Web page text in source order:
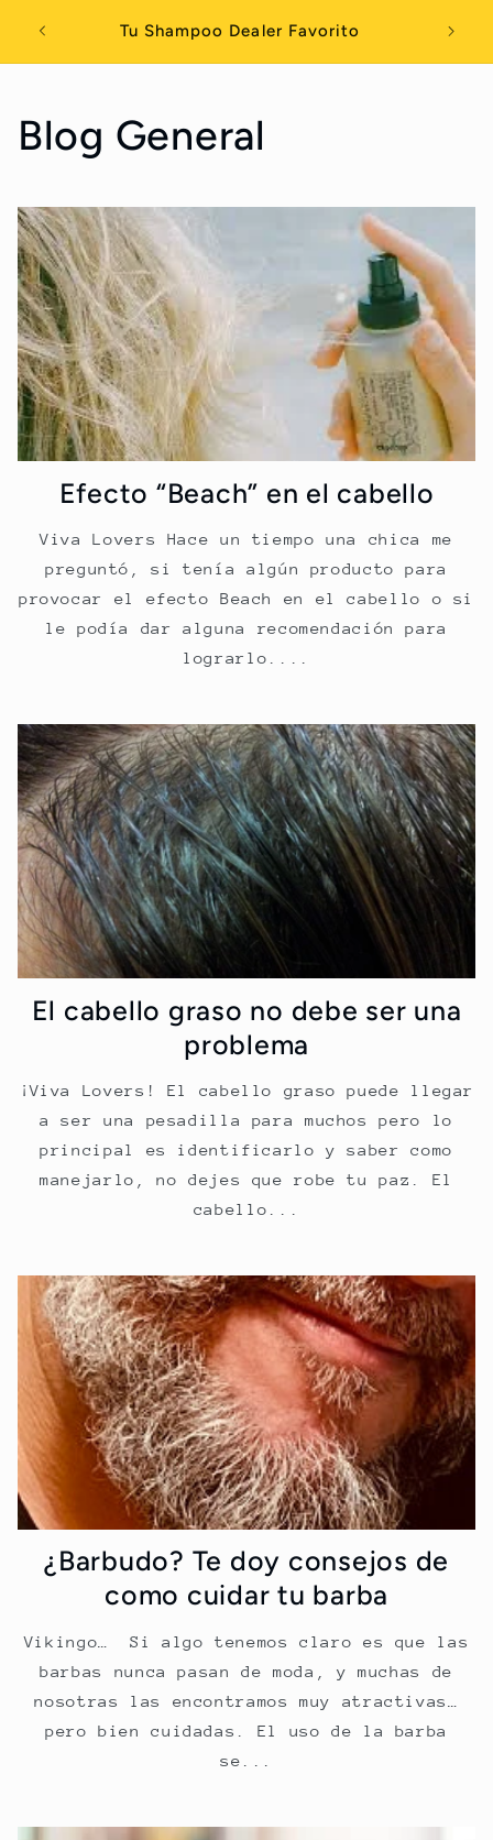
content
Compra dos mascarillas capilares y obten
$5 descuento automatico en el carrito
Blog General
Efecto “Beach” en el cabello
Viva Lovers Hace un tiempo una chica me
preguntó, si tenía algún producto para
provocar el efecto Beach en el cabello o si
le podía dar alguna recomendación para
lograrlo....
El cabello graso no debe ser una
problema
¡Viva Lovers! El cabello graso puede llegar
a ser una pesadilla para muchos pero lo
principal es identificarlo y saber como
manejarlo, no dejes que robe tu paz. El
cabello...
¿Barbudo? Te doy consejos de
como cuidar tu barba
Vikingo… Si algo tenemos claro es que las
barbas nunca pasan de moda, y muchas de
nosotras las encontramos muy atractivas…
pero bien cuidadas. El uso de la barba
se...